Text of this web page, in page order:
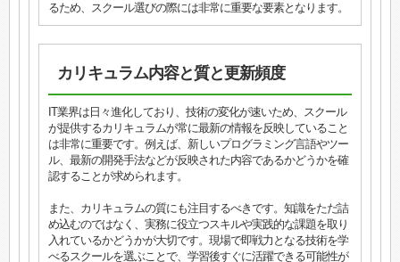
るため、スクール選びの際には非常に重要な要素となります。
カリキュラム内容と質と更新頻度
IT業界は日々進化しており、技術の変化が速いため、スクール
が提供するカリキュラムが常に最新の情報を反映していること
は非常に重要です。例えば、新しいプログラミング言語やツー
ル、最新の開発手法などが反映された内容であるかどうかを確
認することが求められます。
また、カリキュラムの質にも注目するべきです。知識をただ詰
め込むのではなく、実務に役立つスキルや実践的な課題を取り
入れているかどうかが大切です。現場で即戦力となる技術を学
べるスクールを選ぶことで、学習後すぐに活躍できる可能性が